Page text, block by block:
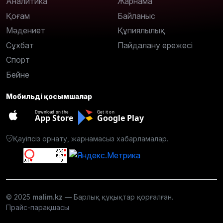
Қоғам
Мәдениет
Сұхбат
Спорт
Бейне
Байланыс
Құпиялылық
Пайдалану ережесі
Мобильді қосымшалар
Download on the
App Store
Get it on
Google Play
Қауіпсіз орнату, жарнамасыз хабарламалар.
© 2025 malim.kz — Барлық құқықтар қорғалған.
Прайс-парақшасы